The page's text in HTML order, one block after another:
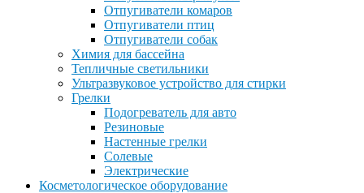
Отпугиватели комаров
Отпугиватели птиц
Отпугиватели собак
Химия для бассейна
Тепличные светильники
Ультразвуковое устройство для стирки
Грелки
Подогреватель для авто
Резиновые
Настенные грелки
Солевые
Электрические
Косметологическое оборудование